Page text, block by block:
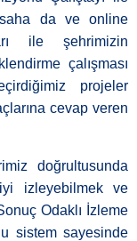
da ve online
ile şehrimizin
çalışması
projeler
cevap veren
doğrultusunda
izleyebilmek ve
Odaklı İzleme
sistem sayesinde